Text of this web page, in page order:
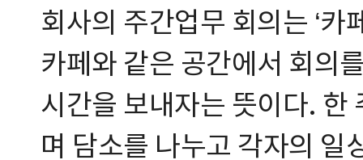
회사의 주간업무 회의는 ‘카
카페와 같은 공간에서 회의
시간을 보내자는 뜻이다. 한
며 담소를 나누고 각자의 일